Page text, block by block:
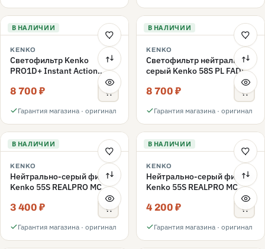
В НАЛИЧИИ
KENKO
Светофильтр Kenko
PRO1D+ Instant Action
Variable NDX3-450+C-PL
переменной плотности
8 700 ₽
Гарантия магазина · оригинал
В НАЛИЧИИ
KENKO
Светофильтр нейтрально-
серый Kenko 58S PL FADER
с переменной плотностью
ND3-ND400 58mm
8 700 ₽
Гарантия магазина · оригинал
В НАЛИЧИИ
KENKO
Нейтрально-серый фильтр
Kenko 55S REALPRO MC
3 400 ₽
Гарантия магазина · оригинал
В НАЛИЧИИ
KENKO
Нейтрально-серый фильтр
Kenko 55S REALPRO MC
4 200 ₽
Гарантия магазина · оригинал